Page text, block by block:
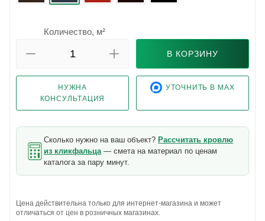
Количество, м²
В КОРЗИНУ
НУЖНА
КОНСУЛЬТАЦИЯ
УТОЧНИТЬ В MAX
Сколько нужно на ваш объект? Рассчитать кровлю
из кликфальца— смета на материал по ценам
каталога за пару минут.
Цена действительна только для интернет-магазина и может
отличаться от цен в розничных магазинах.